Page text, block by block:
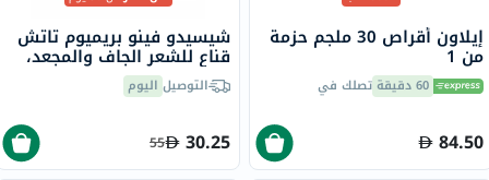
إيلاون أقراص 30 ملجم حزمة
من 1
60 دقيقة تصلك في
84.50
شيسيدو فينو بريميوم تاتش
قناع للشعر الجاف والمجعد،
230 جرامالتوصيل اليوم
30.25
55